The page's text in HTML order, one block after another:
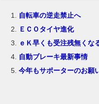
自転車の逆走禁止へ
ＥＣＯタイヤ進化
ｅＫ早くも受注残無くな
自動ブレーキ最新事情
今年もサポーターのお願